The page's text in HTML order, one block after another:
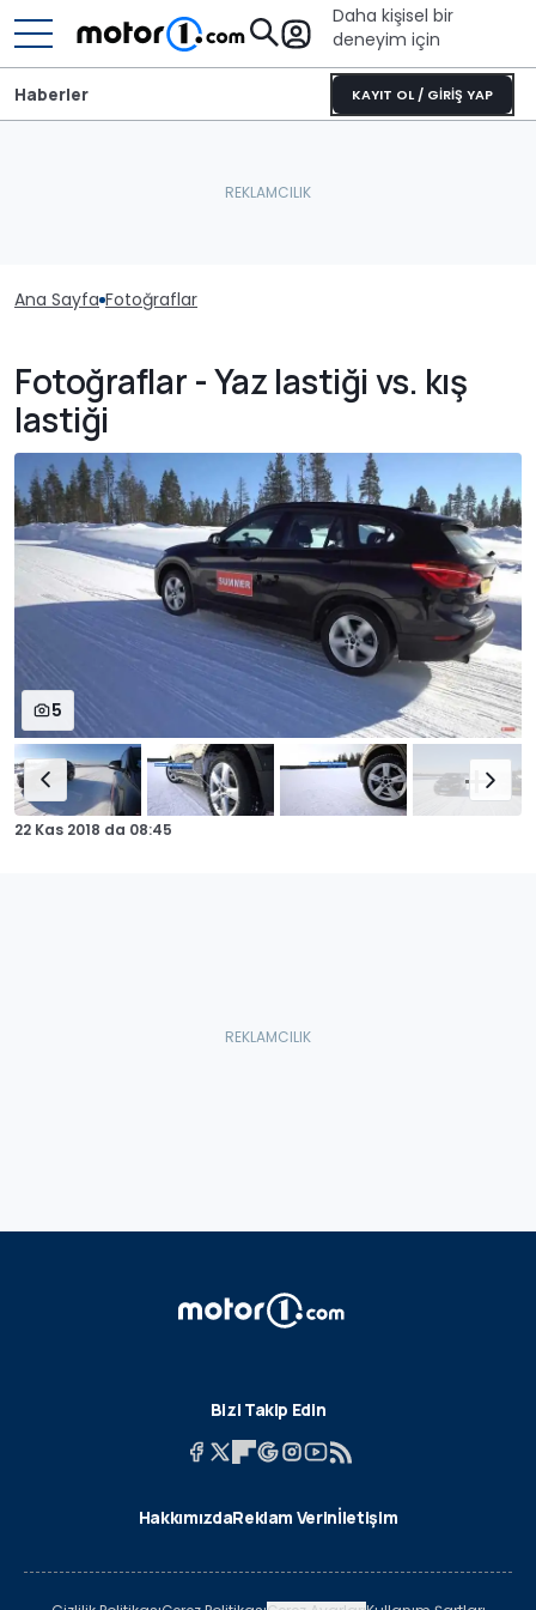
Daha kişisel bir
deneyim için
KAYIT OL / GİRİŞ YAP
Haberler
Ana Sayfa Fotoğraflar
Fotoğraflar - Yaz lastiği vs. kış
lastiği
5
22 Kas 2018 da 08:45
Bizi Takip Edin
HakkımızdaReklam Verinİletişim